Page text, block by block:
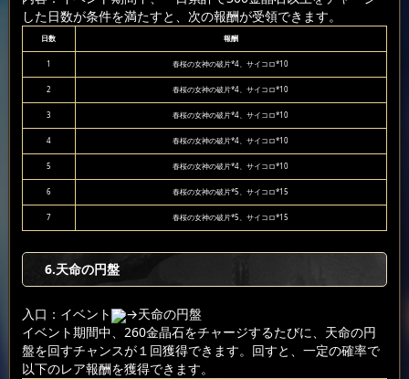
した日数が条件を満たすと、次の報酬が受領できます。
日数 報酬
1 春桜の女神の破片*4、サイコロ*10
2 春桜の女神の破片*4、サイコロ*10
3 春桜の女神の破片*4、サイコロ*10
4 春桜の女神の破片*4、サイコロ*10
5 春桜の女神の破片*4、サイコロ*10
6 春桜の女神の破片*5、サイコロ*15
7 春桜の女神の破片*5、サイコロ*15
6.天命の円盤
入口：イベント
→天命の円盤
イベント期間中、260金晶石をチャージするたびに、天命の円
盤を回すチャンスが１回獲得できます。回すと、一定の確率で
以下のレア報酬を獲得できます。